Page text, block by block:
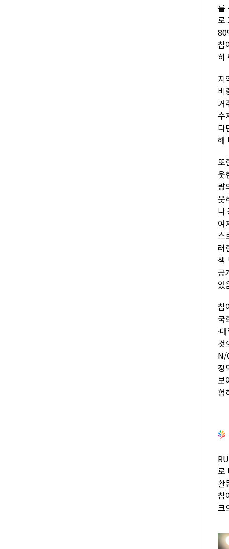
를
로
참
히
지
비
거
수
다
해
또
웃
량
웃
나
여
스
러
색
공
있
참
국
·
것
N/
정
보
험
로
활
참
크